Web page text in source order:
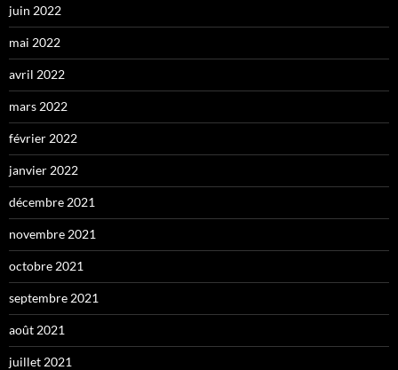
juin 2022
mai 2022
avril 2022
mars 2022
février 2022
janvier 2022
décembre 2021
novembre 2021
octobre 2021
septembre 2021
août 2021
juillet 2021